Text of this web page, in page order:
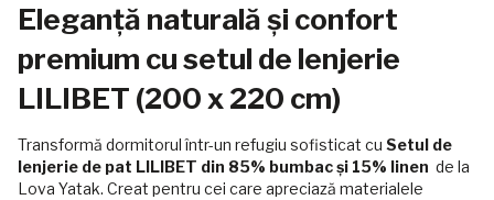
Eleganță naturală și confort
premium cu setul de lenjerie
LILIBET (200 x 220 cm)
Transformă dormitorul într-un refugiu sofisticat cu Setul de
lenjerie de pat LILIBET din 85% bumbac și 15% linen de la
Lova Yatak. Creat pentru cei care apreciază materialele